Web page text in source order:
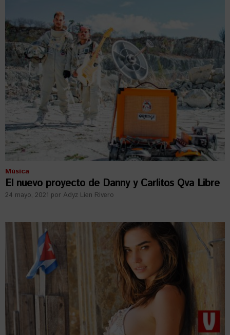
Música
El nuevo proyecto de Danny y Carlitos Qva Libre
24 mayo, 2021 por Adyz Lien Rivero